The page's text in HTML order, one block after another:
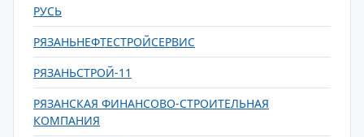
РУСЬ
РЯЗАНЬНЕФТЕСТРОЙСЕРВИС
РЯЗАНЬСТРОЙ-11
РЯЗАНСКАЯ ФИНАНСОВО-СТРОИТЕЛЬНАЯ
КОМПАНИЯ